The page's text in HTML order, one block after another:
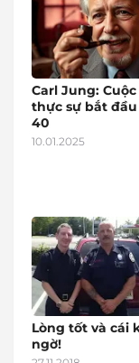
Carl Jung:
thực sự bắt
40
10.01.2025
Lòng tốt và cái
ngờ!